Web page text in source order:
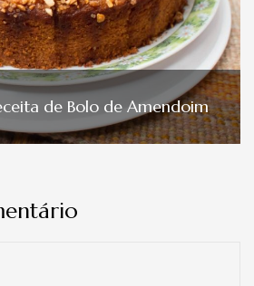
de Bolo de Amendoim